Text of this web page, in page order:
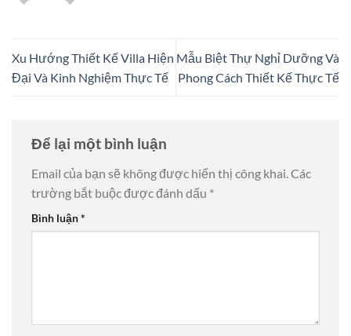
Xu Hướng Thiết Kế Villa Hiện
Đại Và Kinh Nghiệm Thực Tế
Mẫu Biệt Thự Nghỉ Dưỡng Và
Phong Cách Thiết Kế Thực Tế
Để lại một bình luận
Email của bạn sẽ không được hiển thị công khai. Các
trường bắt buộc được đánh dấu *
Bình luận*